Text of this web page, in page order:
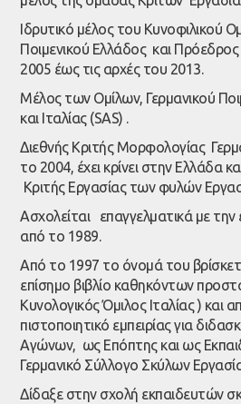
Ιδρυτικό μέλος του Κυνοφιλικού
Ποιμενικού Ελλάδος και
2005 έως τις αρχές του 2013.
Μέλος των Ομίλων, Γερμανικού
και Ιταλίας (SAS) .
Διεθνής Κριτής Μορφολογίας
το 2004, έχει κρίνει στην Ελλάδα
Κριτής Εργασίας των φυλών
Ασχολείται επαγγελματικά με
από το 1989.
Από το 1997 το όνομά του
επίσημο βιβλίο καθηκόντων
Κυνολογικός Όμιλος Ιταλίας ) και
πιστοποιητικό εμπειρίας για
Αγώνων, ως Επόπτης και ως
Γερμανικό Σύλλογο Σκύλων
Δίδαξε στην σχολή εκπαιδευτών